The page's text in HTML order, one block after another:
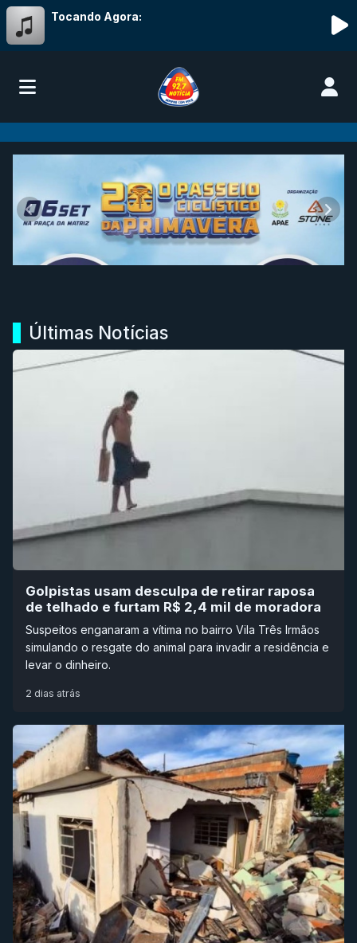
Tocando Agora:
Rádio Notícia FM 92,7
Anterior
Últimas Notícias
Golpistas usam desculpa de retirar raposa
de telhado e furtam R$ 2,4 mil de moradora
Suspeitos enganaram a vítima no bairro Vila Três Irmãos
simulando o resgate do animal para invadir a residência e
levar o dinheiro.
2 dias atrás